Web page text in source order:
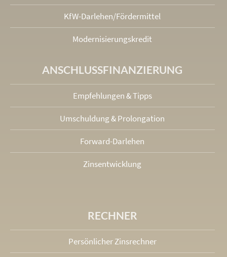
KfW-Darlehen/Fördermittel
Modernisierungskredit
ANSCHLUSS­FINANZIERUNG
Empfehlungen & Tipps
Umschuldung & Prolongation
Forward-Darlehen
Zinsentwicklung
RECHNER
Persönlicher Zinsrechner